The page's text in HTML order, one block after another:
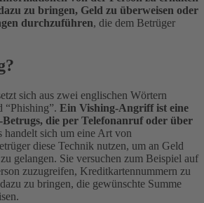
zu bringen, Geld zu überweisen oder
durchzuführen, die dem Betrüger
sich aus zwei englischen Wörtern
“Phishing”. Ein Vishing-Angriff ist eine
die per Telefonanruf oder über
handelt sich um eine Art von
diese Technik nutzen, um an Geld
gelangen. Sie versuchen zum Beispiel auf
zuzugreifen, Kreditkartennummern zu
zu bringen, die gewünschte Summe